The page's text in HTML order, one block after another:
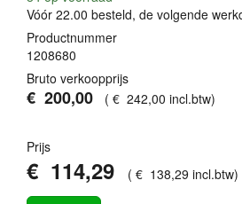
Vóór 22.00 besteld, de volgende
Productnummer
1208680
Bruto verkoopprijs
€ 200,00 ( € 242,00 incl.btw)
Prijs
€ 114,29 ( € 138,29 incl.btw)